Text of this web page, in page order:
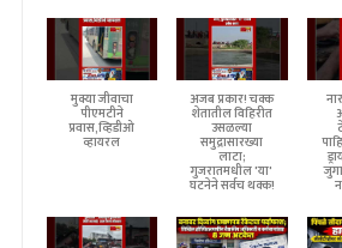
मुक्या जीवाचा
पीएमटीने
प्रवास,व्हिडीओ
व्हायरल
अजब प्रकार! चक्क
शेतातील विहिरीत
उसळल्या
समुद्रासारख्या
लाटा;
गुजरातमधील 'या'
घटनेने सर्वच थक्क!